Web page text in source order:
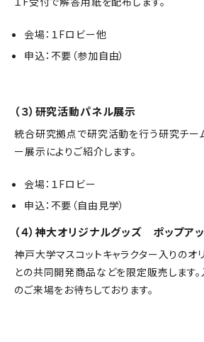
会場：１Fロビー他
申込：不要（参加自由）
（３）研究活動パネル展示
統合研究拠点で研究活動を行う研究チー
ー展示によりご紹介します。
会場：１Fロビー
申込：不要（自由見学）
（４）神大オリジナルグッズ ポップア
神戸大学マスコットキャラクター入りのオ
との共同開発商品などを限定販売します
のご来場をお待ちしております。